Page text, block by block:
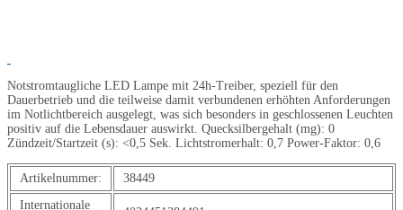
Notstromtaugliche LED Lampe mit 24h-Treiber, speziell für den
Dauerbetrieb und die teilweise damit verbundenen erhöhten Anforderungen
im Notlichtbereich ausgelegt, was sich besonders in geschlossenen Leuchten
positiv auf die Lebensdauer auswirkt. Quecksilbergehalt (mg): 0
Zündzeit/Startzeit (s): <0,5 Sek. Lichtstromerhalt: 0,7 Power-Faktor: 0,6
Artikelnummer:
38449
Internationale